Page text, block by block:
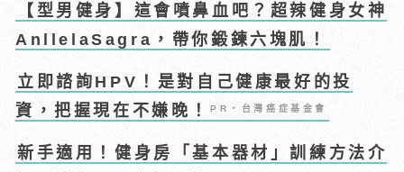
【型男健身】這會噴鼻血吧？超辣健身女神
AnllelaSagra，帶你鍛鍊六塊肌！
立即諮詢HPV！是對自己健康最好的投
資，把握現在不嫌晚！PR・台灣癌症基金會
新手適用！健身房「基本器材」訓練方法介